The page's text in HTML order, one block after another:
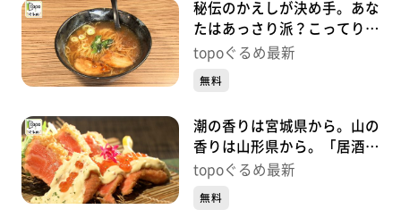
秘伝のかえしが決め手。あな
たはあっさり派？こってり
派？「麵屋れいじ」（太白区
topoぐるめ最新
無料
潮の香りは宮城県から。山の
香りは山形県から。「居酒屋
まるゆき」（若林区清水小
topoぐるめ最新
無料